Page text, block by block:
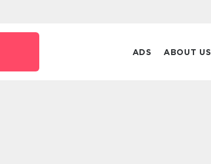
ADS ABOUT US